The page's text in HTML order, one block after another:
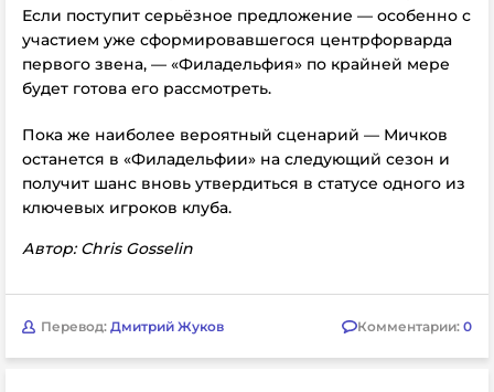
Если поступит серьёзное предложение — особенно с
участием уже сформировавшегося центрфорварда
первого звена, — «Филадельфия» по крайней мере
будет готова его рассмотреть.
Пока же наиболее вероятный сценарий — Мичков
останется в «Филадельфии» на следующий сезон и
получит шанс вновь утвердиться в статусе одного из
ключевых игроков клуба.
Автор: Chris Gosselin
Перевод: Дмитрий Жуков Комментарии: 0